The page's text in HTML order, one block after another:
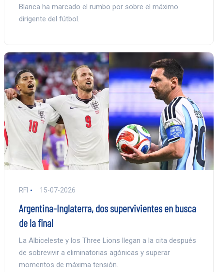
Blanca ha marcado el rumbo por sobre el máximo
dirigente del fútbol.
RFI 15-07-2026
Argentina-Inglaterra, dos supervivientes en busca
de la final
La Albiceleste y los Three Lions llegan a la cita después
de sobrevivir a eliminatorias agónicas y superar
momentos de máxima tensión.